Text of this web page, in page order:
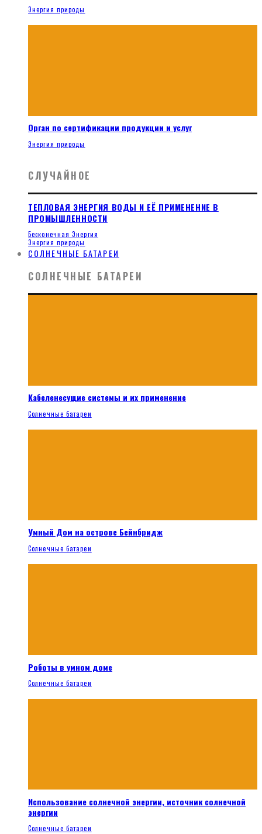
Энергия природы
Орган по сертификации продукции и услуг
Энергия природы
СЛУЧАЙНОЕ
ТЕПЛОВАЯ ЭНЕРГИЯ ВОДЫ И ЕЁ ПРИМЕНЕНИЕ В
ПРОМЫШЛЕННОСТИ
Бесконечная Энергия
Энергия природы
СОЛНЕЧНЫЕ БАТАРЕИ
СОЛНЕЧНЫЕ БАТАРЕИ
Кабеленесущие системы и их применение
Солнечные батареи
Умный Дом на острове Бейнбридж
Солнечные батареи
Роботы в умном доме
Солнечные батареи
Использование солнечной энергии, источник солнечной
энергии
Солнечные батареи